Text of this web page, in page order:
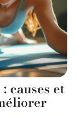
causes et